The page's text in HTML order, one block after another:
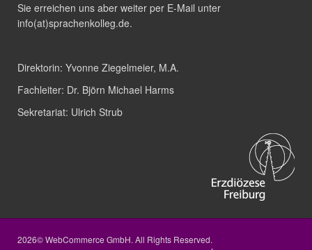
Sie erreichen uns aber weiter per E-Mail unter
info(at)sprachenkolleg.de.
Direktorin: Yvonne Ziegelmeier, M.A.
Fachleiter: Dr. Björn Michael Harms
Sekretariat: Ulrich Strub
2026© WebCommerce GmbH. All Rights Reserved.